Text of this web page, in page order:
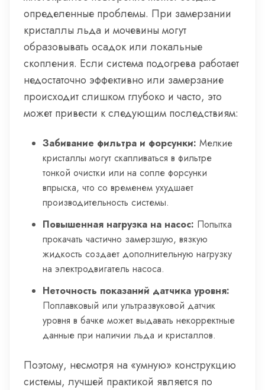
определенные проблемы. При замерзании
кристаллы льда и мочевины могут
образовывать осадок или локальные
скопления. Если система подогрева работает
недостаточно эффективно или замерзание
происходит слишком глубоко и часто, это
может привести к следующим последствиям:
Забивание фильтра и форсунки: Мелкие
кристаллы могут скапливаться в фильтре
тонкой очистки или на сопле форсунки
впрыска, что со временем ухудшает
производительность системы.
Повышенная нагрузка на насос: Попытка
прокачать частично замерзшую, вязкую
жидкость создает дополнительную нагрузку
на электродвигатель насоса.
Неточность показаний датчика уровня:
Поплавковый или ультразвуковой датчик
уровня в бачке может выдавать некорректные
данные при наличии льда и кристаллов.
Поэтому, несмотря на «умную» конструкцию
системы, лучшей практикой является по